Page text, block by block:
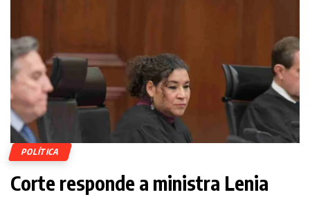
POLÍTICA
Corte responde a ministra Lenia